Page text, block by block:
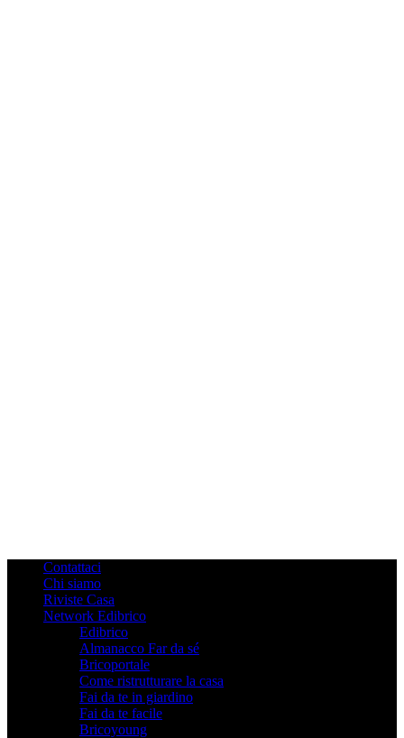
Contattaci
Chi siamo
Riviste Casa
Network Edibrico
Edibrico
Almanacco Far da sé
Bricoportale
Come ristrutturare la casa
Fai da te in giardino
Fai da te facile
Bricoyoung